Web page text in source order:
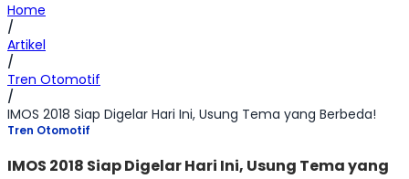
Home
/
Artikel
/
Tren Otomotif
/
IMOS 2018 Siap Digelar Hari Ini, Usung Tema yang Berbeda!
Tren Otomotif
IMOS 2018 Siap Digelar Hari Ini, Usung Tema yang